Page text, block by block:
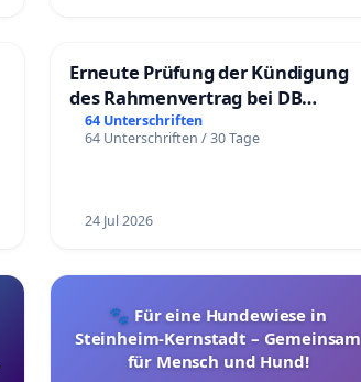
Erneute Prüfung der Kündigung
des Rahmenvertrag bei DB
Fahrwegdienste Gmbh
64 Unterschriften
64 Unterschriften / 30 Tage
24 Jul 2026
🐾 Für eine Hundewiese in
Steinheim-Kernstadt – Gemeinsam
für Mensch und Hund!